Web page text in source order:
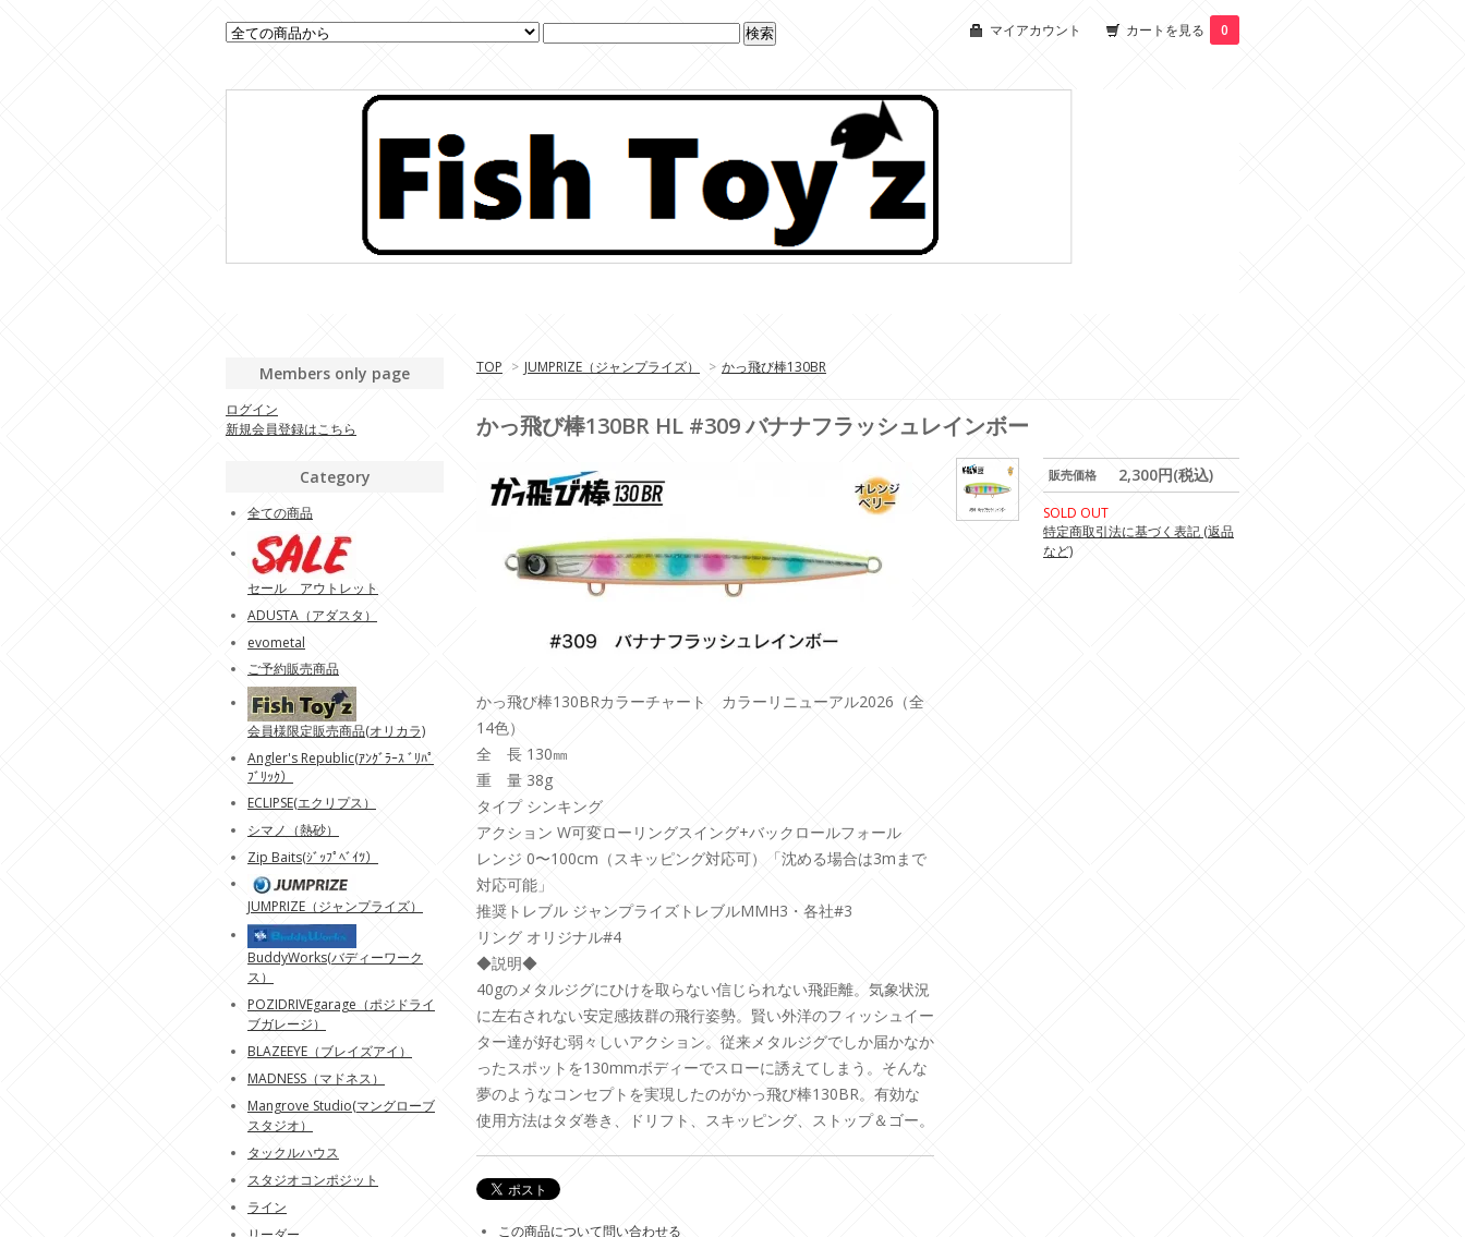
マイアカウント カートを見る 0
TOP > JUMPRIZE（ジャンプライズ） > かっ飛び棒130BR
かっ飛び棒130BR HL #309 バナナフラッシュレインボー
販売価格 2,300円(税込)
SOLD OUT
特定商取引法に基づく表記 (返品
など)
かっ飛び棒130BRカラーチャート カラーリニューアル2026（全
14色）
全 長 130㎜
重 量 38g
タイプ シンキング
アクション W可変ローリングスイング+バックロールフォール
レンジ 0〜100cm（スキッピング対応可）「沈める場合は3mまで
対応可能」
推奨トレブル ジャンプライズトレブルMMH3・各社#3
リング オリジナル#4
◆説明◆
40gのメタルジグにひけを取らない信じられない飛距離。気象状況
に左右されない安定感抜群の飛行姿勢。賢い外洋のフィッシュイー
ター達が好む弱々しいアクション。従来メタルジグでしか届かなか
ったスポットを130mmボディーでスローに誘えてしまう。そんな
夢のようなコンセプトを実現したのがかっ飛び棒130BR。有効な
使用方法はタダ巻き、ドリフト、スキッピング、ストップ＆ゴー。
この商品について問い合わせる
Members only page
ログイン
新規会員登録はこちら
Category
全ての商品
セール アウトレット
ADUSTA（アダスタ）
evometal
ご予約販売商品
会員様限定販売商品(オリカラ)
Angler's Republic(ｱﾝｸﾞﾗｰｽ ﾞﾘﾊﾟ
ﾌﾞﾘｯｸ）
ECLIPSE(エクリプス）
シマノ（熱砂）
Zip Baits(ｼﾞｯﾌﾟﾍﾞｲﾂ）
JUMPRIZE（ジャンプライズ）
BuddyWorks(バディーワーク
ス）
POZIDRIVEgarage（ポジドライ
ブガレージ）
BLAZEEYE（ブレイズアイ）
MADNESS（マドネス）
Mangrove Studio(マングローブ
スタジオ）
タックルハウス
スタジオコンポジット
ライン